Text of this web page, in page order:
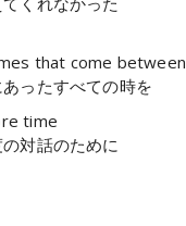
that come between
ったすべての時を
time
対話のために